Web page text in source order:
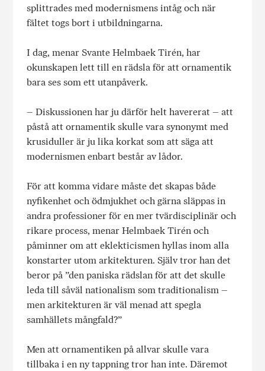
splittrades med modernismens intåg och när
fältet togs bort i utbildningarna.
I dag, menar Svante Helmbaek Tirén, har
okunskapen lett till en rädsla för att ornamentik
bara ses som ett utanpåverk.
– Diskussionen har ju därför helt havererat – att
påstå att ornamentik skulle vara synonymt med
krusiduller är ju lika korkat som att säga att
modernismen enbart består av lådor.
För att komma vidare måste det skapas både
nyfikenhet och ödmjukhet och gärna släppas in
andra professioner för en mer tvärdisciplinär och
rikare process, menar Helmbaek Tirén och
påminner om att eklekticismen hyllas inom alla
konstarter utom arkitekturen. Själv tror han det
beror på ”den paniska rädslan för att det skulle
leda till såväl nationalism som traditionalism –
men arkitekturen är väl menad att spegla
samhällets mångfald?”
Men att ornamentiken på allvar skulle vara
tillbaka i en ny tappning tror han inte. Däremot